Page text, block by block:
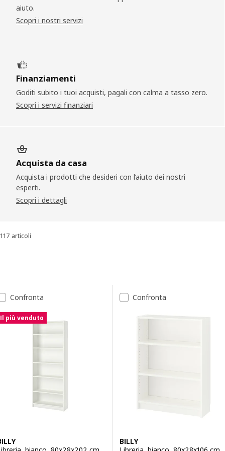
aiuto.
Scopri i nostri servizi
Finanziamenti
Goditi subito i tuoi acquisti, pagali con calma a tasso zero.
Scopri i servizi finanziari
Acquista da casa
Acquista i prodotti che desideri con l’aiuto dei nostri
esperti​.
Scopri i dettagli
Ordina e filtra
117 articoli
Elenco dei risultati
Confronta
Il più venduto
Confronta
BILLY